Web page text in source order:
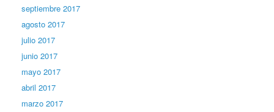
septiembre 2017
agosto 2017
julio 2017
junio 2017
mayo 2017
abril 2017
marzo 2017